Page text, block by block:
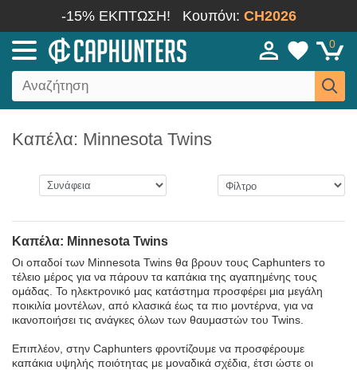
-15% ΕΚΠΤΩΣΗ! Κουπόνι: CH2026
0
Καπέλα: Minnesota Twins
Καπέλα: Minnesota Twins
Οι οπαδοί των Minnesota Twins θα βρουν τους Caphunters το
τέλειο μέρος για να πάρουν τα καπάκια της αγαπημένης τους
ομάδας. Το ηλεκτρονικό μας κατάστημα προσφέρει μια μεγάλη
ποικιλία μοντέλων, από κλασικά έως τα πιο μοντέρνα, για να
ικανοποιήσει τις ανάγκες όλων των θαυμαστών του Twins.
Επιπλέον, στην Caphunters φροντίζουμε να προσφέρουμε
καπάκια υψηλής ποιότητας με μοναδικά σχέδια, έτσι ώστε οι